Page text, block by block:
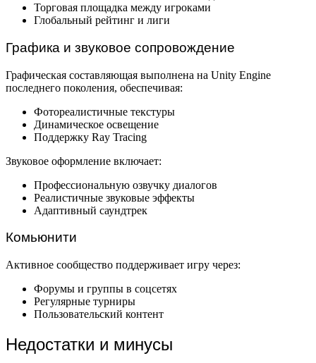
Торговая площадка между игроками
Глобальный рейтинг и лиги
Графика и звуковое сопровождение
Графическая составляющая выполнена на Unity Engine
последнего поколения, обеспечивая:
Фотореалистичные текстуры
Динамическое освещение
Поддержку Ray Tracing
Звуковое оформление включает:
Профессиональную озвучку диалогов
Реалистичные звуковые эффекты
Адаптивный саундтрек
Комьюнити
Активное сообщество поддерживает игру через:
Форумы и группы в соцсетях
Регулярные турниры
Пользовательский контент
Недостатки и минусы